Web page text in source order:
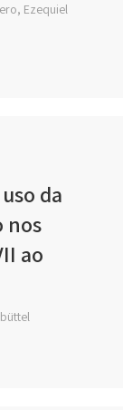
Ezequiel
da
nos
ao